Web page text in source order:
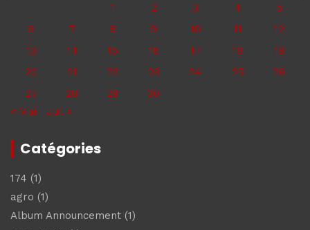
1
2 3 4
5
6
7 8 9 10 11
12
13
14 15 16 17 18
19
20
21 22 23 24 25
26
27
28 29
30
« Mai
Juil »
Catégories
174 (1)
agro (1)
Album Announcement (1)